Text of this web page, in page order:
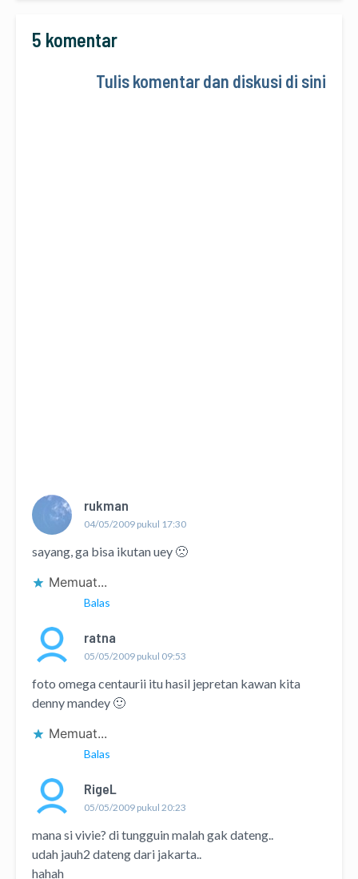
5 komentar
Tulis komentar dan diskusi di sini
rukman
04/05/2009 pukul 17:30
sayang, ga bisa ikutan uey 🙁
Memuat...
Balas
ratna
05/05/2009 pukul 09:53
foto omega centaurii itu hasil jepretan kawan kita
denny mandey 🙂
Memuat...
Balas
RigeL
05/05/2009 pukul 20:23
mana si vivie? di tungguin malah gak dateng..
udah jauh2 dateng dari jakarta..
hahah